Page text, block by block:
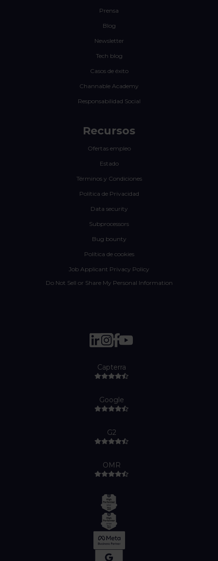
Prensa
Blog
Newsletter
Tech blog
Casos de éxito
Channable Academy
Responsabilidad Social
Recursos
Ofertas empleo
Estado
Términos y Condiciones
Política de Privacidad
Data security
Subprocessors
Bug bounty
Política de cookies
Job Applicant Privacy Policy
Do Not Sell or Share My Personal Information
Capterra
Google
G2
OMR